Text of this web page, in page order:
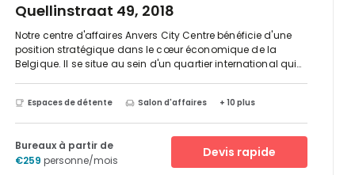
Quellinstraat 49, 2018
Notre centre d'affaires Anvers City Centre bénéficie d'une
position stratégique dans le cœur économique de la
Belgique. Il se situe au sein d'un quartier international qui
diamant ou l'industrie pétrochimique. II vous offre un
accès rapide à l'un des plus grands ports maritimes
d'Europe et dispose de bonnes liaisons ferroviaires vers
Bruxelles, Amsterdam, et Paris depuis la gare centrale
d'Anvers qui est toute proche.Les commerces et services
Espaces de détente Salon d'affaires + 10 plus
Bureaux à partir de
€259 personne/mois
Devis rapide